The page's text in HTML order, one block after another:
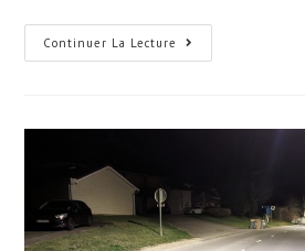
Continuer La Lecture Nettoyage
Annuel